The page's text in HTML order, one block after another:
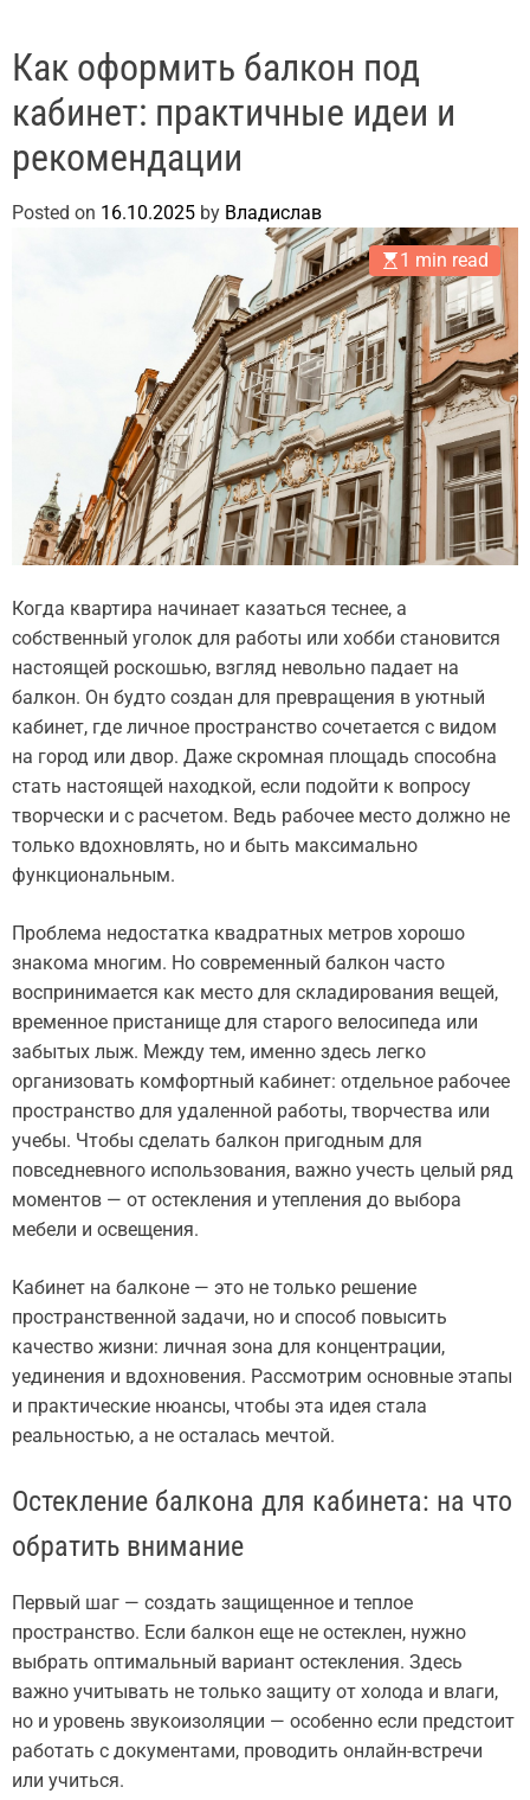
Как оформить балкон под
кабинет: практичные идеи и
рекомендации
Posted on 16.10.2025 by Владислав
1 min read
Когда квартира начинает казаться теснее, а
собственный уголок для работы или хобби становится
настоящей роскошью, взгляд невольно падает на
балкон. Он будто создан для превращения в уютный
кабинет, где личное пространство сочетается с видом
на город или двор. Даже скромная площадь способна
стать настоящей находкой, если подойти к вопросу
творчески и с расчетом. Ведь рабочее место должно не
только вдохновлять, но и быть максимально
функциональным.
Проблема недостатка квадратных метров хорошо
знакома многим. Но современный балкон часто
воспринимается как место для складирования вещей,
временное пристанище для старого велосипеда или
забытых лыж. Между тем, именно здесь легко
организовать комфортный кабинет: отдельное рабочее
пространство для удаленной работы, творчества или
учебы. Чтобы сделать балкон пригодным для
повседневного использования, важно учесть целый ряд
моментов — от остекления и утепления до выбора
мебели и освещения.
Кабинет на балконе — это не только решение
пространственной задачи, но и способ повысить
качество жизни: личная зона для концентрации,
уединения и вдохновения. Рассмотрим основные этапы
и практические нюансы, чтобы эта идея стала
реальностью, а не осталась мечтой.
Остекление балкона для кабинета: на что
обратить внимание
Первый шаг — создать защищенное и теплое
пространство. Если балкон еще не остеклен, нужно
выбрать оптимальный вариант остекления. Здесь
важно учитывать не только защиту от холода и влаги,
но и уровень звукоизоляции — особенно если предстоит
работать с документами, проводить онлайн-встречи
или учиться.